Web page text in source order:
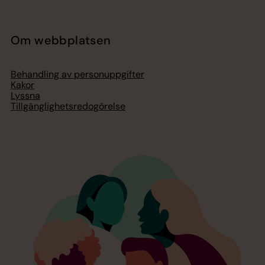
Om webbplatsen
Behandling av personuppgifter
Kakor
Lyssna
Tillgänglighetsredogörelse